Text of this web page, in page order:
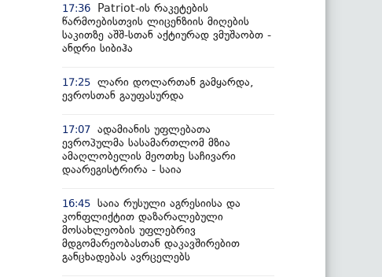
17:36
Patriot-ის რაკეტების
წარმოებისთვის ლიცენზიის მიღების
საკითზე აშშ-სთან აქტიურად ვმუშაობთ -
ანდრი სიბიჰა
17:25 ლარი დოლართან გამყარდა,
ევროსთან გაუფასურდა
17:07 ადამიანის უფლებათა
ევროპულმა სასამართლომ მზია
ამაღლობელის მეოთხე საჩივარი
დაარეგისტრირა - საია
16:45 საია რუსული აგრესიისა და
კონფლიქტით დაზარალებული
მოსახლეობის უფლებრივ
მდგომარეობასთან დაკავშირებით
განცხადებას ავრცელებს